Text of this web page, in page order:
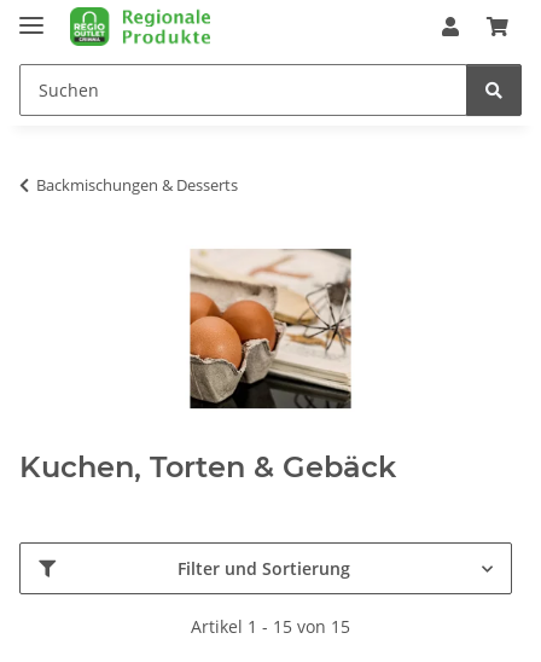
Backmischungen & Desserts
Kuchen, Torten & Gebäck
Filter und Sortierung
Artikel 1 - 15 von 15